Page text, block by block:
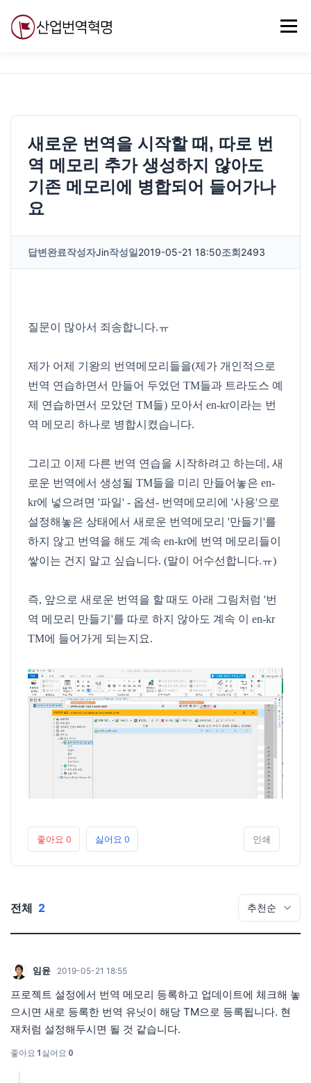
메뉴
새로운 번역을 시작할 때, 따로 번
역 메모리 추가 생성하지 않아도
기존 메모리에 병합되어 들어가나
요
답변완료작성자Jin작성일2019-05-21 18:50조회2493
질문이 많아서 죄송합니다.ㅠ
제가 어제 기왕의 번역메모리들을(제가 개인적으로
번역 연습하면서 만들어 두었던 TM들과 트라도스 예
제 연습하면서 모았던 TM들) 모아서 en-kr이라는 번
역 메모리 하나로 병합시켰습니다.
그리고 이제 다른 번역 연습을 시작하려고 하는데, 새
로운 번역에서 생성될 TM들을 미리 만들어놓은 en-
kr에 넣으려면 '파일' - 옵션- 번역메모리에 '사용'으로
설정해놓은 상태에서 새로운 번역메모리 '만들기'를
하지 않고 번역을 해도 계속 en-kr에 번역 메모리들이
쌓이는 건지 알고 싶습니다. (말이 어수선합니다.ㅠ)
즉, 앞으로 새로운 번역을 할 때도 아래 그림처럼 '번
역 메모리 만들기'를 따로 하지 않아도 계속 이 en-kr
TM에 들어가게 되는지요.
좋아요 0 싫어요 0 인쇄
전체 2
임윤 2019-05-21 18:55
프로젝트 설정에서 번역 메모리 등록하고 업데이트에 체크해 놓
으시면 새로 등록한 번역 유닛이 해당 TM으로 등록됩니다. 현
재처럼 설정해두시면 될 것 같습니다.
좋아요1싫어요 0